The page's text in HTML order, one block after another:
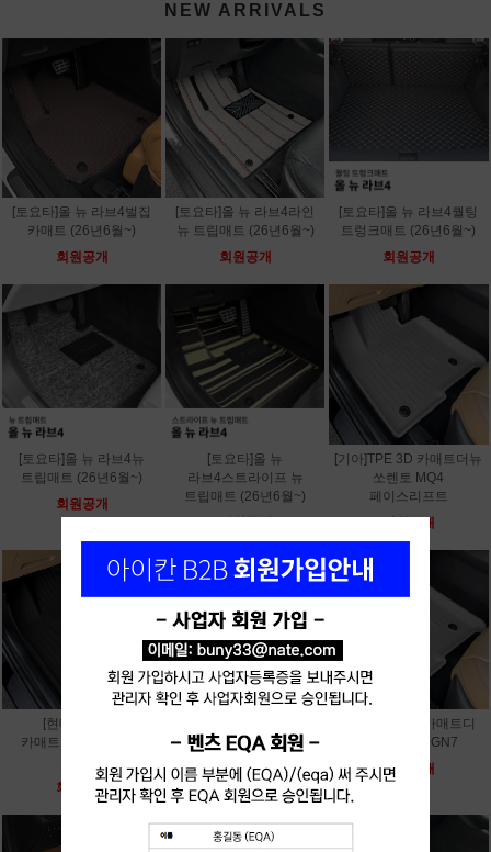
NEW ARRIVALS
[토요타]올 뉴 라브4벌집
카매트 (26년6월~)
회원공개
[토요타]올 뉴 라브4라인
뉴 트립매트 (26년6월~)
회원공개
[토요타]올 뉴 라브4퀄팅
트렁크매트 (26년6월~)
회원공개
[토요타]올 뉴 라브4뉴
트립매트 (26년6월~)
회원공개
[토요타]올 뉴
라브4스트라이프 뉴
트립매트 (26년6월~)
회원공개
[기아]TPE 3D 카매트더뉴
쏘렌토 MQ4
페이스리프트
회원공개
[현대]TPE 3D
카매트디올뉴 싼타페
회원공개
올뉴 팰리세이드 LX3
회원공개
[현대]TPE 3D 카매트디
올뉴 그랜저 GN7
회원공개